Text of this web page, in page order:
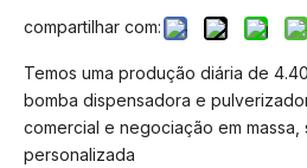
compartilhar com:
Temos uma produção diária de
bomba dispensadora e
comercial e negociação em
personalizada